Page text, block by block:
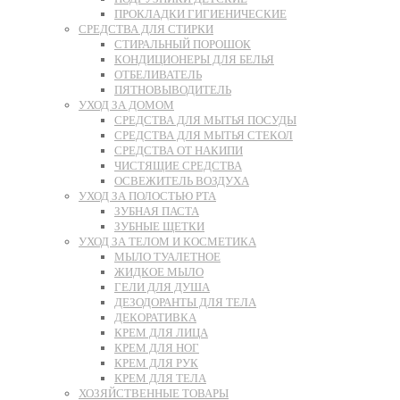
ПРОКЛАДКИ ГИГИЕНИЧЕСКИЕ
СРЕДСТВА ДЛЯ СТИРКИ
СТИРАЛЬНЫЙ ПОРОШОК
КОНДИЦИОНЕРЫ ДЛЯ БЕЛЬЯ
ОТБЕЛИВАТЕЛЬ
ПЯТНОВЫВОДИТЕЛЬ
УХОД ЗА ДОМОМ
СРЕДСТВА ДЛЯ МЫТЬЯ ПОСУДЫ
СРЕДСТВА ДЛЯ МЫТЬЯ СТЕКОЛ
СРЕДСТВА ОТ НАКИПИ
ЧИСТЯЩИЕ СРЕДСТВА
ОСВЕЖИТЕЛЬ ВОЗДУХА
УХОД ЗА ПОЛОСТЬЮ РТА
ЗУБНАЯ ПАСТА
ЗУБНЫЕ ЩЕТКИ
УХОД ЗА ТЕЛОМ И КОСМЕТИКА
МЫЛО ТУАЛЕТНОЕ
ЖИДКОЕ МЫЛО
ГЕЛИ ДЛЯ ДУША
ДЕЗОДОРАНТЫ ДЛЯ ТЕЛА
ДЕКОРАТИВКА
КРЕМ ДЛЯ ЛИЦА
КРЕМ ДЛЯ НОГ
КРЕМ ДЛЯ РУК
КРЕМ ДЛЯ ТЕЛА
ХОЗЯЙСТВЕННЫЕ ТОВАРЫ